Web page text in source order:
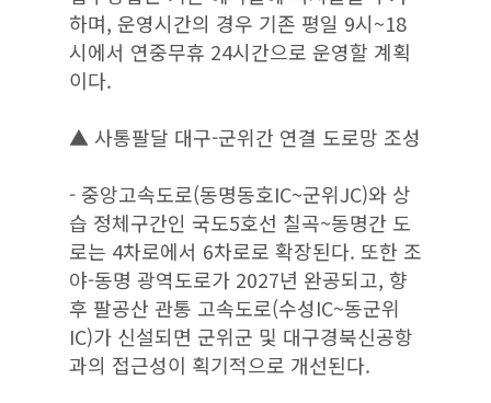
하며, 운영시간의 경우 기존 평일 9시~18
시에서 연중무휴 24시간으로 운영할 계획
이다.
▲ 사통팔달 대구-군위간 연결 도로망 조성
- 중앙고속도로(동명동호IC~군위JC)와 상
습 정체구간인 국도5호선 칠곡~동명간 도
로는 4차로에서 6차로로 확장된다. 또한 조
야-동명 광역도로가 2027년 완공되고, 향
후 팔공산 관통 고속도로(수성IC~동군위
IC)가 신설되면 군위군 및 대구경북신공항
과의 접근성이 획기적으로 개선된다.